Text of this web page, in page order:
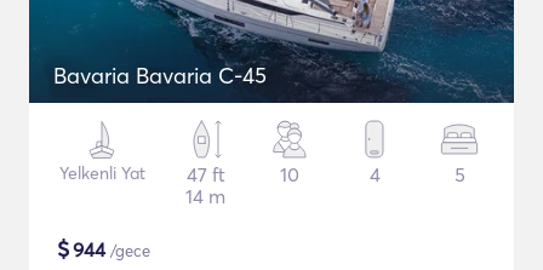
Bavaria Bavaria C-45
Yelkenli Yat
47 ft
14 m
10 4 5
$944/gece